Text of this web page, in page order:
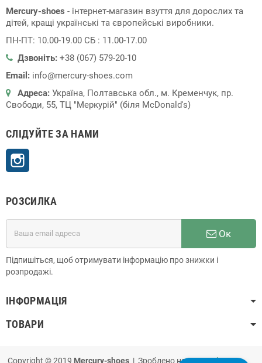
Mercury-shoes - інтернет-магазин взуття для дорослих та
дітей, кращі українські та європейські виробники.
ПН-ПТ: 10.00-19.00 СБ : 11.00-17.00
Дзвоніть: +38 (067) 579-20-10
Email: info@mercury-shoes.com
Адреса: Україна, Полтавська обл., м. Кременчук, пр.
Свободи, 55, ТЦ "Меркурій" (біля McDonald's)
СЛІДУЙТЕ ЗА НАМИ
РОЗСИЛКА
Ок
Підпишіться, щоб отримувати інформацію про знижки і
розпродажі.
ІНФОРМАЦІЯ
ТОВАРИ
Copyright © 2019 Mercury-shoes | Зроблено наPrestaShop